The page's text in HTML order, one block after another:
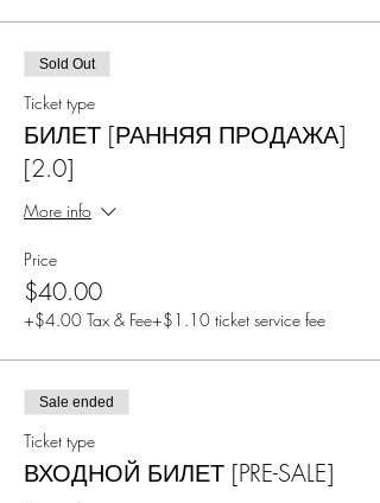
Sold Out
Ticket type
БИЛЕТ [РАННЯЯ ПРОДАЖА]
[2.0]
More info
Price
$40.00
+$4.00 Tax & Fee+$1.10 ticket service fee
Sale ended
Ticket type
ВХОДНОЙ БИЛЕТ [PRE-SALE]